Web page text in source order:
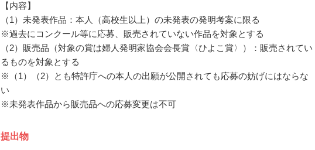
【内容】
（1）未発表作品：本人（高校生以上）の未発表の発明考案に限る
※過去にコンクール等に応募、販売されていない作品を対象とする
（2）販売品（対象の賞は婦人発明家協会会長賞〈ひよこ賞〉）：販売されてい
るものを対象とする
※（1）（2）とも特許庁への本人の出願が公開されても応募の妨げにはならな
い
※未発表作品から販売品への応募変更は不可
提出物